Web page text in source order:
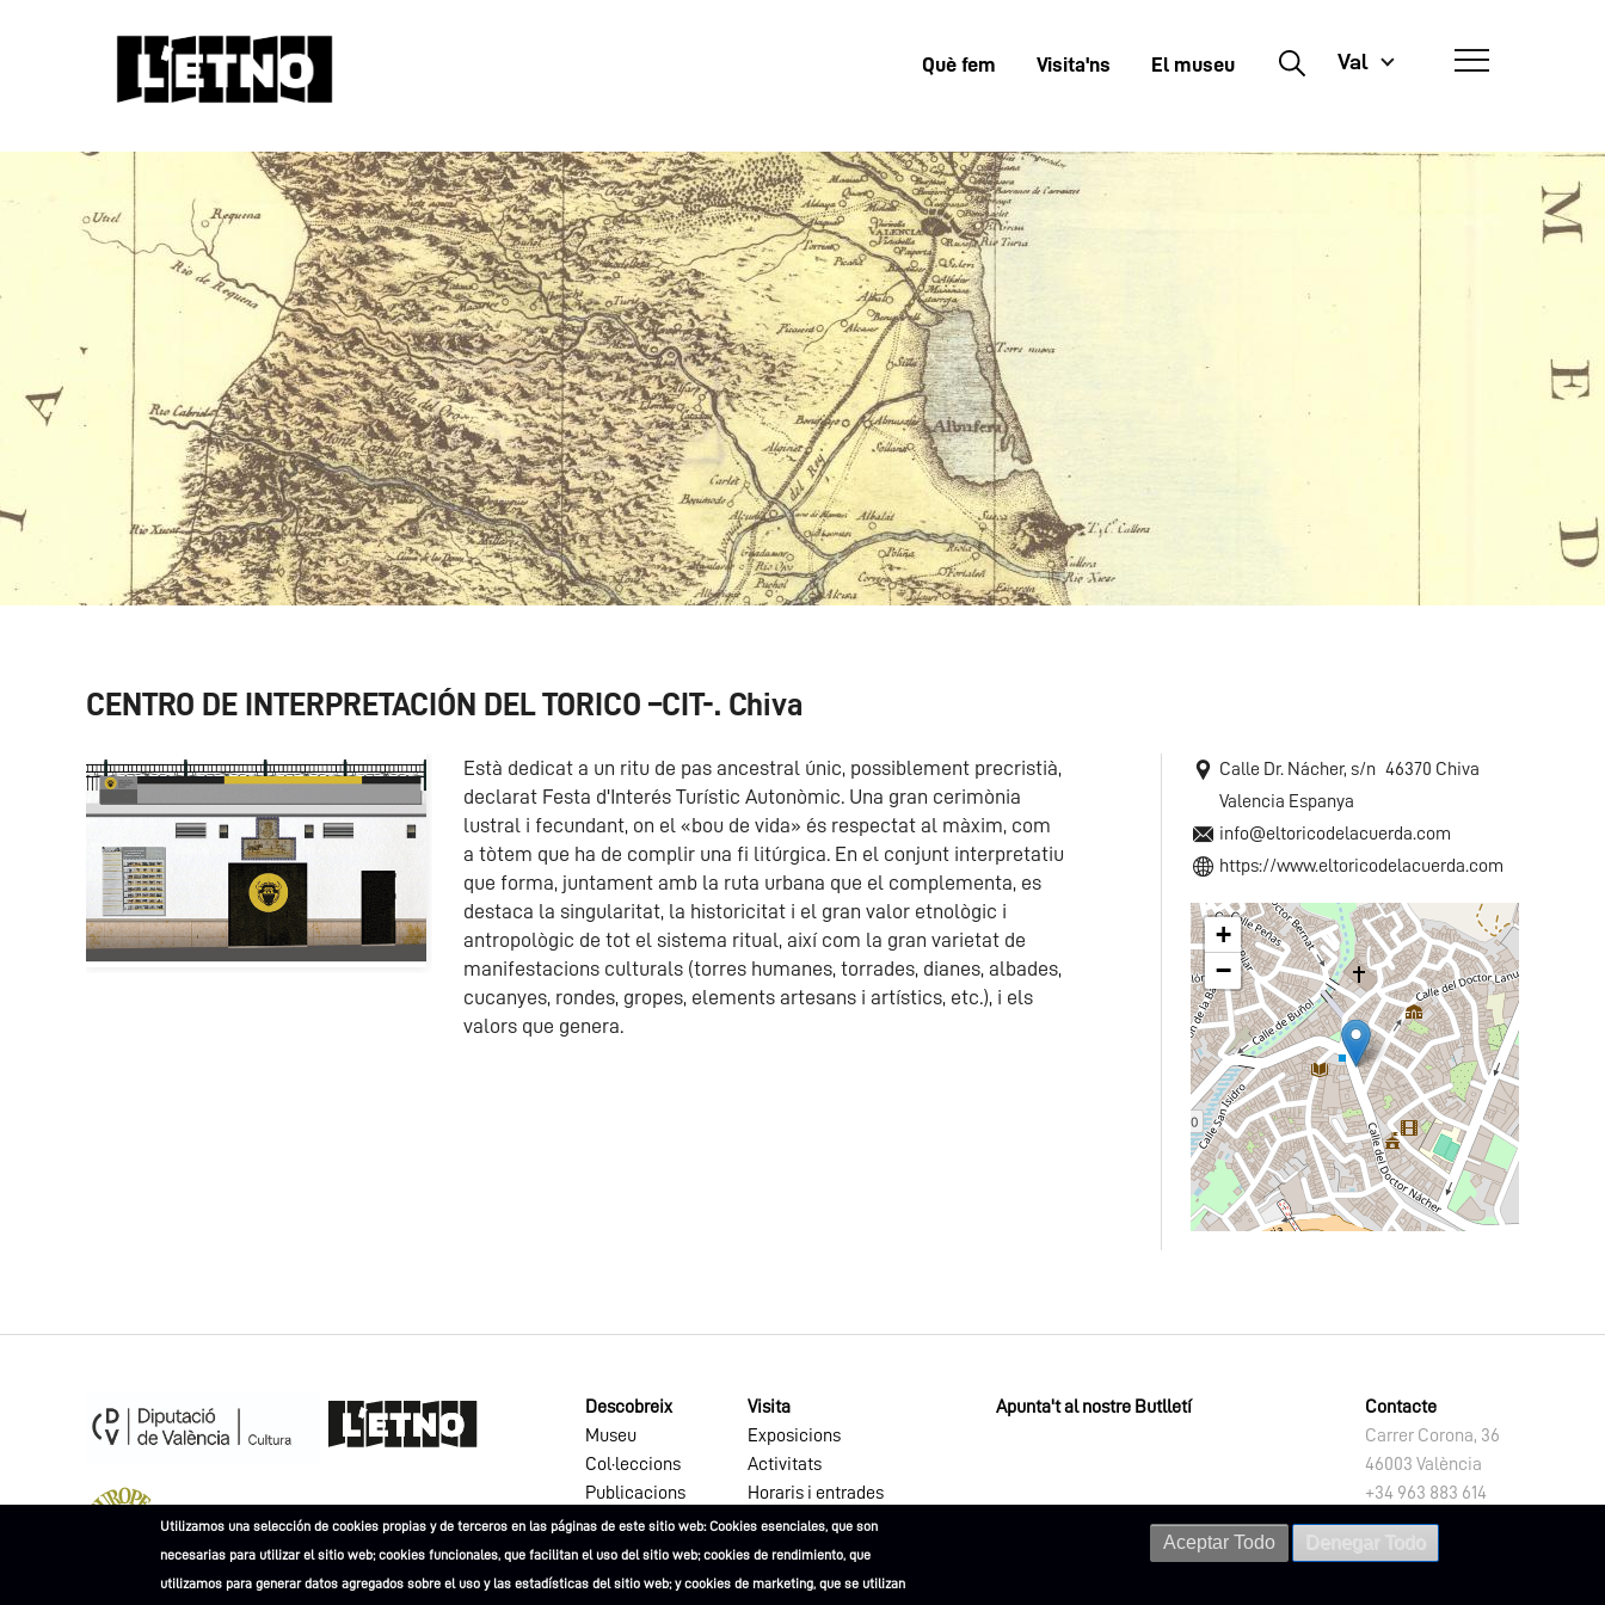
Menú
Què fem Visita'ns El museu Buscar Val
CENTRO DE INTERPRETACIÓN DEL TORICO –CIT-. Chiva
Està dedicat a un ritu de pas ancestral únic, possiblement precristià,
declarat Festa d'Interés Turístic Autonòmic. Una gran cerimònia
lustral i fecundant, on el «bou de vida» és respectat al màxim, com
a tòtem que ha de complir una fi litúrgica. En el conjunt interpretatiu
que forma, juntament amb la ruta urbana que el complementa, es
destaca la singularitat, la historicitat i el gran valor etnològic i
antropològic de tot el sistema ritual, així com la gran varietat de
manifestacions culturals (torres humanes, torrades, dianes, albades,
cucanyes, rondes, gropes, elements artesans i artístics, etc.), i els
valors que genera.
Calle Dr. Nácher, s/n 46370 Chiva
Valencia Espanya
info@eltoricodelacuerda.com
https://www.eltoricodelacuerda.com
+
−
Museu Europeu de l'Any 2023
Descobreix
Museu
Col·leccions
Publicacions
Visita
Exposicions
Activitats
Horaris i entrades
Apunta't al nostre Butlletí
Contacte
Carrer Corona, 36
46003 València
+34 963 883 614
letno@dival.es
Utilizamos una selección de cookies propias y de terceros en las páginas de este sitio web: Cookies esenciales, que son
necesarias para utilizar el sitio web; cookies funcionales, que facilitan el uso del sitio web; cookies de rendimiento, que
utilizamos para generar datos agregados sobre el uso y las estadísticas del sitio web; y cookies de marketing, que se utilizan
Aceptar Todo Denegar Todo